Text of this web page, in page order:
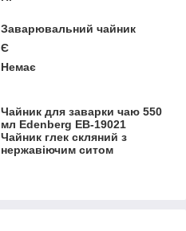
Заварювальний чайник
Є
Немає
Чайник для заварки чаю 550
мл Edenberg EB-19021
Чайник глек скляний з
нержавіючим ситом